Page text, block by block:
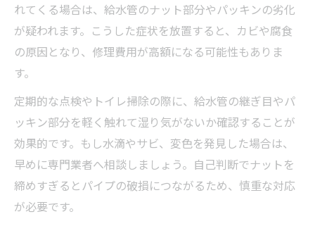
れてくる場合は、給水管のナット部分やパッキンの劣化
が疑われます。こうした症状を放置すると、カビや腐食
の原因となり、修理費用が高額になる可能性もありま
す。
定期的な点検やトイレ掃除の際に、給水管の継ぎ目やパ
ッキン部分を軽く触れて湿り気がないか確認することが
効果的です。もし水滴やサビ、変色を発見した場合は、
早めに専門業者へ相談しましょう。自己判断でナットを
締めすぎるとパイプの破損につながるため、慎重な対応
が必要です。